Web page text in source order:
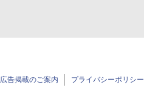
広告掲載のご案内 プライバシーポリシー